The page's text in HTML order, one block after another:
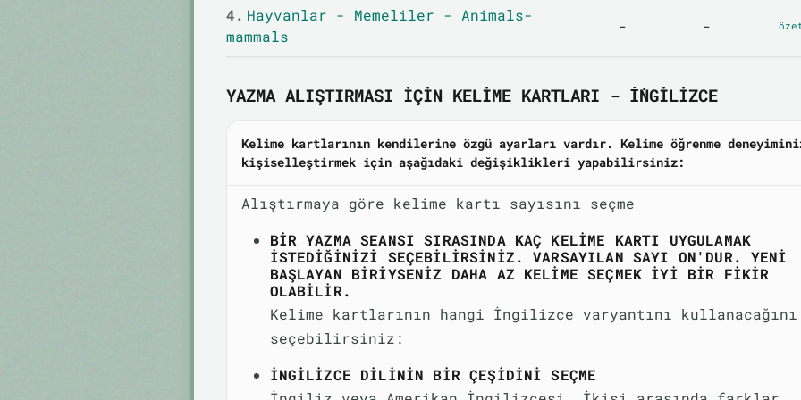
4. Hayvanlar - Memeliler - Animals-
mammals
- -
YAZMA ALIŞTIRMASI IÇIN KELIME KARTLARI - İNGILIZCE
Kelime kartlarının kendilerine özgü ayarları vardır. Kelime öğrenme
kişiselleştirmek için aşağıdaki değişiklikleri yapabilirsiniz:
Alıştırmaya göre kelime kartı sayısını seçme
BIR YAZMA SEANSI SIRASINDA KAÇ KELIME KARTI UYGULAMAK
ISTEDIĞINIZI SEÇEBILIRSINIZ. VARSAYILAN SAYI ON'DUR. YENI
BAŞLAYAN BIRIYSENIZ DAHA AZ KELIME SEÇMEK IYI BIR FIKIR
OLABILIR.
Kelime kartlarının hangi İngilizce varyantını kullanacağını
seçebilirsiniz:
İNGILIZCE DILININ BIR ÇEŞIDINI SEÇME